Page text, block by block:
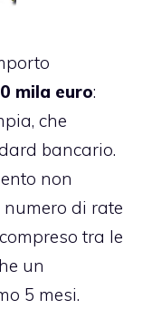
mila euro:
che
bancario.
non
di rate
tra le
un
5 mesi.